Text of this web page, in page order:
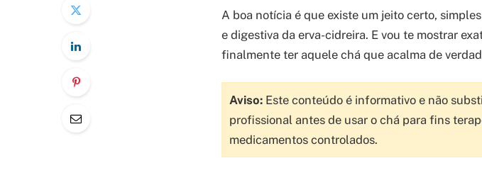
A boa notícia é que existe um jeito certo,
e digestiva da erva-cidreira. E vou te mostrar
finalmente ter aquele chá que acalma de
Aviso: Este conteúdo é informativo e não
profissional antes de usar o chá para fins
medicamentos controlados.